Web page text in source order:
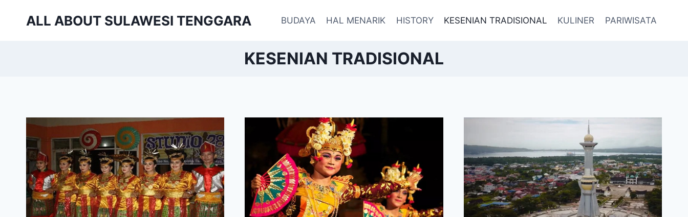
ALL ABOUT SULAWESI TENGGARA BUDAYA HAL MENARIK HISTORY KESENIAN TRADISIONAL KULINER PARIWISATA
KESENIAN TRADISIONAL